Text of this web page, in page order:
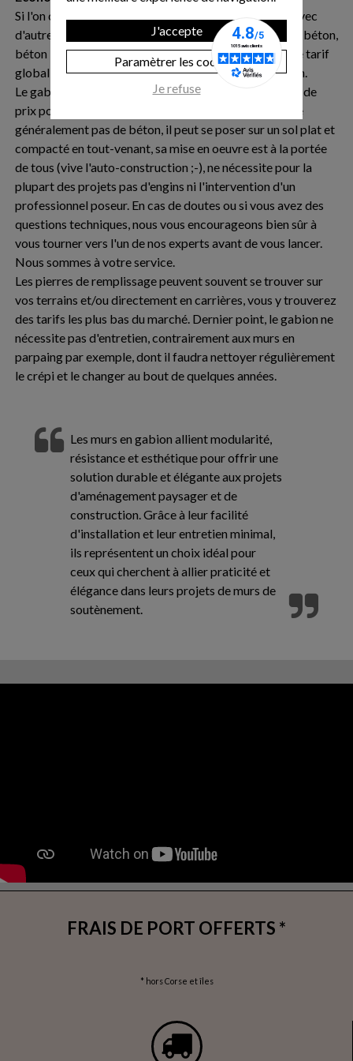
J'accepte
Paramètrer les cookies
Je refuse
Si l'on compare le coût d'un projet de mur en gabion avec
d'autre procédés plus traditionnels (agglos, murs en L, béton,
béton banchés, enrochement), on constate un écart de tarif
global qui peut s'avérer important en faveur du gabion.
Le gabion est une solution très intéressante en termes de
prix pour des raisons multiples : le gabion ne nécessite
généralement pas de béton, il peut se poser sur un sol plat et
compacté en tout-venant, sa mise en oeuvre est à la portée
de tous (vive l'auto-construction ;-), ne nécessite pour la
plupart des projets pas d'engins ni l'intervention d'un
professionnel poseur. En cas de doutes ou si vous avez des
questions techniques, nous vous encourageons bien sûr à
vous tourner vers l'un de nos experts avant de vous lancer.
Nous sommes à votre service.
Les pierres de remplissage peuvent souvent se trouver sur
vos terrains et/ou directement en carrières, vous y trouverez
des tarifs les plus bas du marché. Dernier point, le gabion ne
nécessite pas d'entretien, contrairement aux murs en
parpaing par exemple, dont il faudra nettoyer régulièrement
le crépi et le changer au bout de quelques années.
Les murs en gabion allient modularité,
résistance et esthétique pour offrir une
solution durable et élégante aux projets
d'aménagement paysager et de
construction. Grâce à leur facilité
d'installation et leur entretien minimal,
ils représentent un choix idéal pour
ceux qui cherchent à allier praticité et
élégance dans leurs projets de murs de
soutènement.
FRAIS DE PORT OFFERTS *
* hors Corse et îles